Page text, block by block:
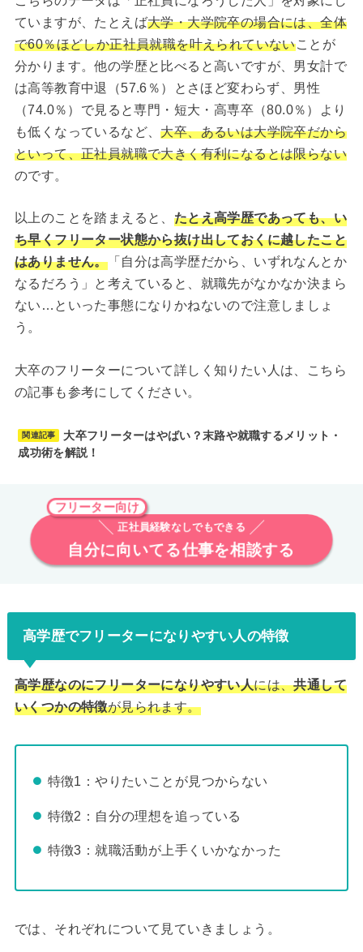
ていますが、たとえば大学・大学院卒の場合には、全体
で60％ほどしか正社員就職を叶えられていないことが
分かります。他の学歴と比べると高いですが、男女計で
は高等教育中退（57.6％）とさほど変わらず、男性
（74.0％）で見ると専門・短大・高専卒（80.0％）より
も低くなっているなど、大卒、あるいは大学院卒だから
といって、正社員就職で大きく有利になるとは限らない
のです。
以上のことを踏まえると、 たとえ高学歴であっても、い
ち早くフリーター状態から抜け出しておくに越したこと
はありません。「自分は高学歴だから、いずれなんとか
なるだろう」と考えていると、就職先がなかなか決まら
ない…といった事態になりかねないので注意しましょ
う。
大卒のフリーターについて詳しく知りたい人は、こちら
の記事も参考にしてください。
関連記事
大卒フリーターはやばい？末路や就職するメリット・
成功術を解説！
フリーター向け
正社員経験なしでもできる
自分に向いてる仕事を相談する
高学歴でフリーターになりやすい人の特徴
高学歴なのにフリーターになりやすい人には、共通して
いくつかの特徴が見られます。
特徴1：やりたいことが見つからない
特徴2：自分の理想を追っている
特徴3：就職活動が上手くいかなかった
では、それぞれについて見ていきましょう。